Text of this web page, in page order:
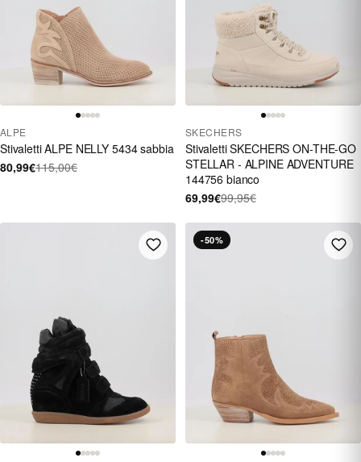
ALPE
Stivaletti ALPE NELLY 5434 sabbia
80,99€115,00€
SKECHERS
Stivaletti SKECHERS ON-THE-GO
STELLAR - ALPINE ADVENTURE
144756 bianco
69,99€99,95€
-50%